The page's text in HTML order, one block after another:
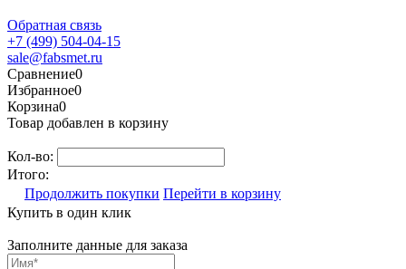
Обратная связь
+7 (499) 504-04-15
sale@fabsmet.ru
Сравнение0
Избранное0
Корзина0
Товар добавлен в корзину
Кол-во:
Итого:
Продолжить покупки Перейти в корзину
Купить в один клик
Заполните данные для заказа